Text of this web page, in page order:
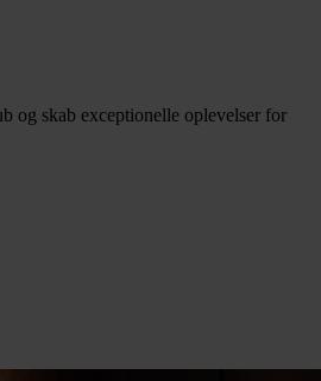
og skab exceptionelle oplevelser for